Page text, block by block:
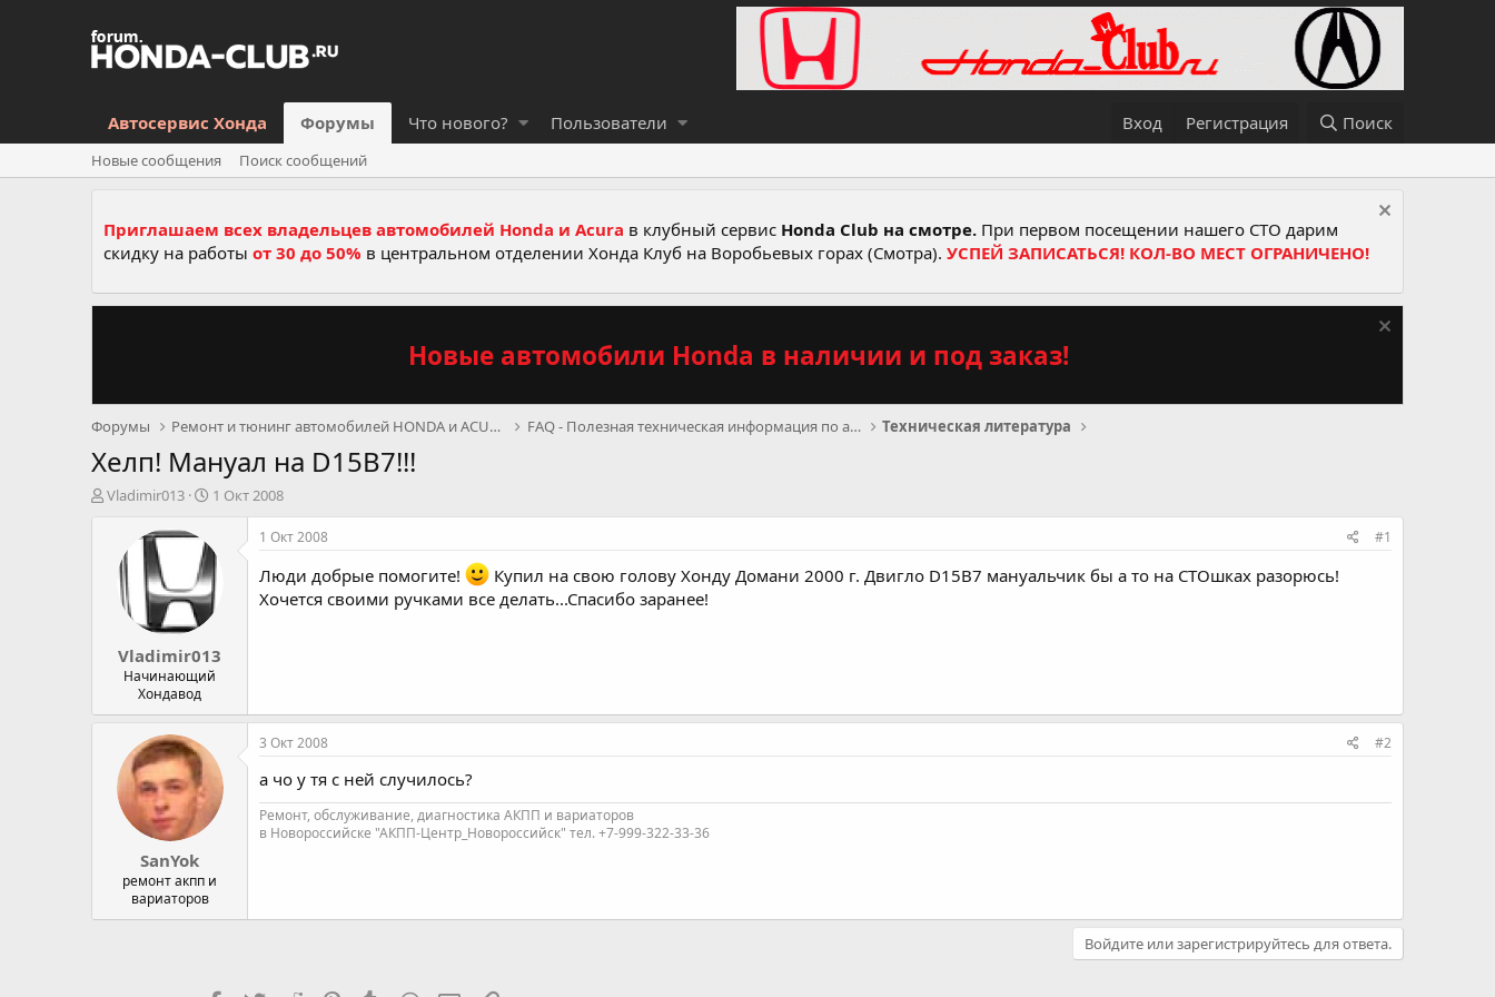
Автосервис Хонда Форумы Что нового? Пользователи Вход Регистрация Поиск
Новые сообщения Поиск сообщений
Приглашаем всех владельцев автомобилей Honda и Acura в клубный сервис Honda Club на смотре. При первом посещении нашего СТО дарим
скидку на работы от 30 до 50% в центральном отделении Хонда Клуб на Воробьевых горах (Смотра). УСПЕЙ ЗАПИСАТЬСЯ! КОЛ-ВО МЕСТ ОГРАНИЧЕНО!
Новые автомобили Honda в наличии и под заказ!
Форумы Ремонт и тюнинг автомобилей HONDA и ACURA FAQ - Полезная техническая информация по автомобил Техническая литература
Хелп! Мануал на D15B7!!!
А
Vladimir013
Д
а
н
а
ч
л
а
1 Окт 2008
Vladimir013
Начинающий
Хондавод
1 Окт 2008 #1
Люди добрые помогите!
Купил на свою голову Хонду Домани 2000 г. Двигло D15B7 мануальчик бы а то на СТОшках разорюсь!
Хочется своими ручками все делать...Спасибо заранее!
SanYok
ремонт акпп и
вариаторов
3 Окт 2008 #2
а чо у тя с ней случилось?
Ремонт, обслуживание, диагностика АКПП и вариаторов
в Новороссийске "АКПП-Центр_Новороссийск" тел. +7-999-322-33-36
Войдите или зарегистрируйтесь для ответа.